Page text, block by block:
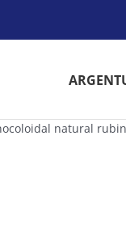
natural rubin